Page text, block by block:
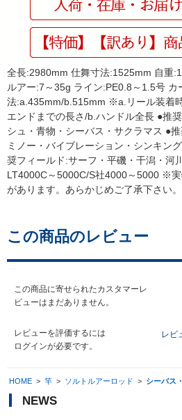
全長:2980mm 仕舞寸法:1525mm 自重
ルアー:7～35g ライン:PE0.8～1.5号
法:a.435mm/b.515mm ※a.リール装着
エンドまでの長さ/b.ハンドル全長 ●推
シュ・青物・シーバス・サクラマス ●
ミノー・バイブレーション・シンキン
奨フィールド:サーフ・平磯・干潟・河
LT4000C～5000C/S社4000～5000 ※
があります。あらかじめご了承下さい。
この商品のレビュー
この商品に寄せられたカスタマーレ
ビューはまだありません。
レビューを評価するには
ログインが必要です。
レビ
HOME > 竿 > ソルトルアーロッド > シーバス
NEWS